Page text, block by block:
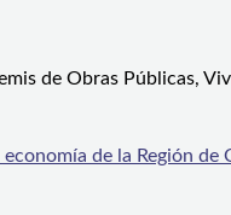
de Obras Públicas,